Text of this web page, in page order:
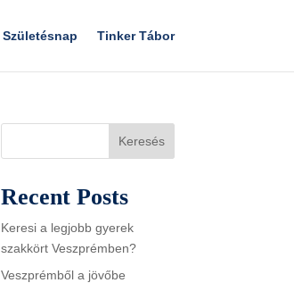
Születésnap Tinker Tábor
Keresés
Recent Posts
Keresi a legjobb gyerek
szakkört Veszprémben?
Veszprémből a jövőbe